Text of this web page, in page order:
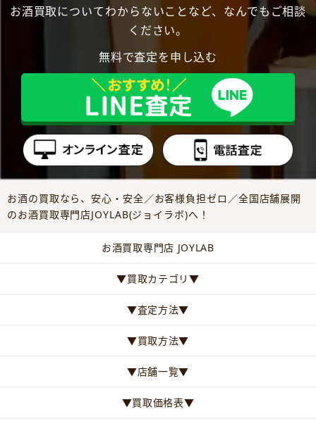
お酒買取についてわからないことなど、なんでもご相談
ください。
無料で査定を申し込む
お酒の買取なら、安心・安全／お客様負担ゼロ／全国店舗展開
のお酒買取専門店JOYLAB(ジョイラボ)へ！
お酒買取専門店 JOYLAB
▼買取カテゴリ▼
▼査定方法▼
▼買取方法▼
▼店舗一覧▼
▼買取価格表▼